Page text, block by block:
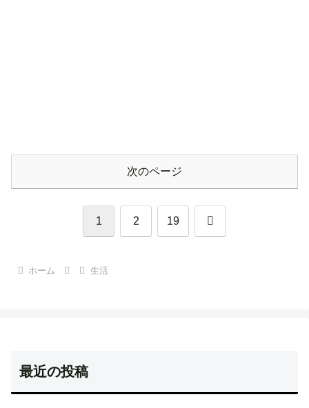
次のページ
1 2 19 次
ホーム 生活
最近の投稿